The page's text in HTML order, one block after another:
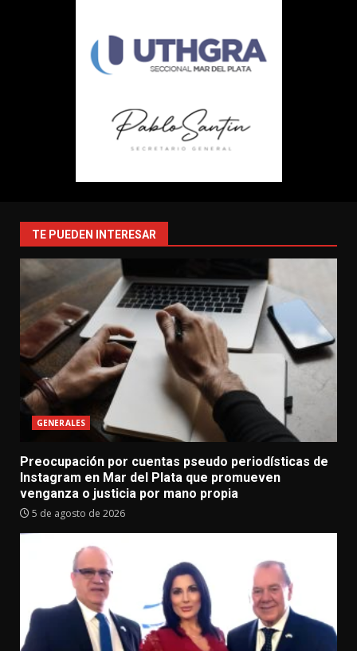
TE PUEDEN INTERESAR
GENERALES
Preocupación por cuentas pseudo periodísticas de
Instagram en Mar del Plata que promueven
venganza o justicia por mano propia
5 de agosto de 2026